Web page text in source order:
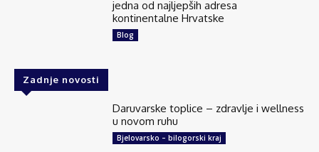
jedna od najljepših adresa
kontinentalne Hrvatske
Blog
Zadnje novosti
Daruvarske toplice – zdravlje i wellness
u novom ruhu
Bjelovarsko – bilogorski kraj